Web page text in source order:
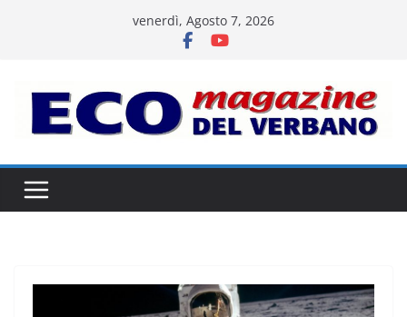
venerdì, Agosto 7, 2026